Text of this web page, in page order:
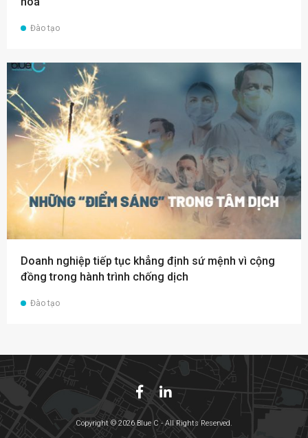
Đào tạo
Doanh nghiệp tiếp tục khẳng định sứ mệnh vì cộng
đồng trong hành trình chống dịch
Đào tạo
Copyright © 2026 Blue C - All Rights Reserved.